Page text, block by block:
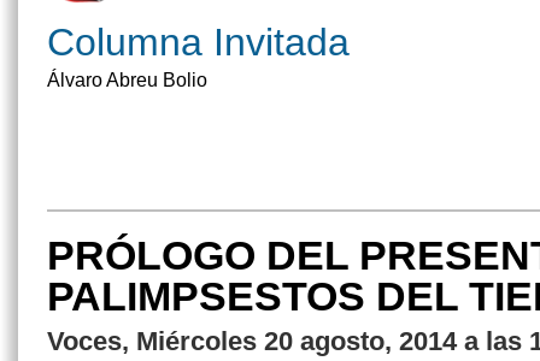
Columna Invitada
Álvaro Abreu Bolio
PRÓLOGO DEL
PALIMPSESTOS DEL
Voces, Miércoles 20 agosto, 2014 a las